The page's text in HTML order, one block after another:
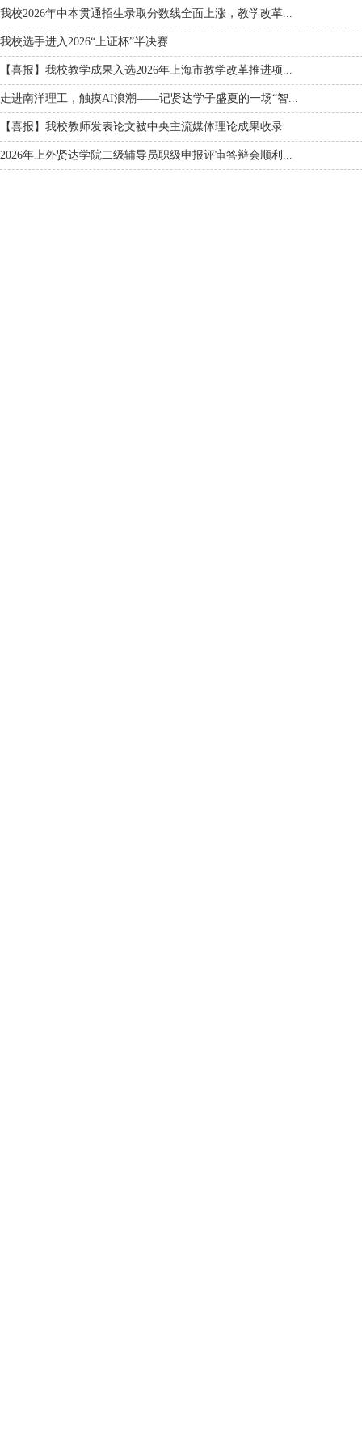
我校2026年中本贯通招生录取分数线全面上涨，教学改革...
我校选手进入2026“上证杯”半决赛
【喜报】我校教学成果入选2026年上海市教学改革推进项...
走进南洋理工，触摸AI浪潮——记贤达学子盛夏的一场“智...
【喜报】我校教师发表论文被中央主流媒体理论成果收录
2026年上外贤达学院二级辅导员职级申报评审答辩会顺利...